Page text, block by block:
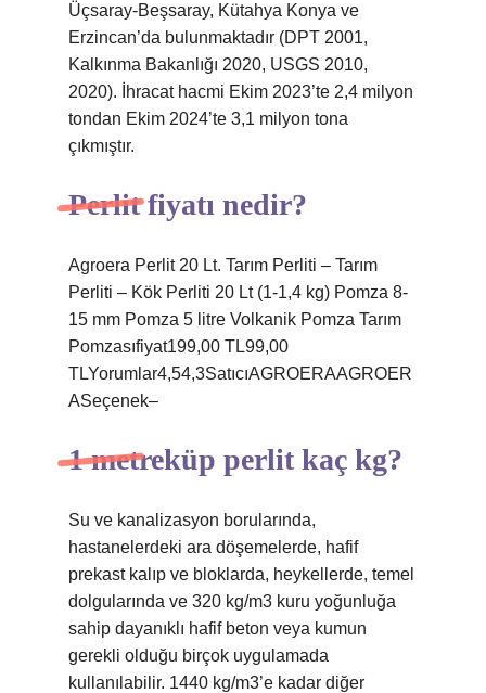
Üçsaray-Beşsaray, Kütahya Konya ve
Erzincan’da bulunmaktadır (DPT 2001,
Kalkınma Bakanlığı 2020, USGS 2010,
2020). İhracat hacmi Ekim 2023’te 2,4 milyon
tondan Ekim 2024’te 3,1 milyon tona
çıkmıştır.
Perlit fiyatı nedir?
Agroera Perlit 20 Lt. Tarım Perliti – Tarım
Perliti – Kök Perliti 20 Lt (1-1,4 kg) Pomza 8-
15 mm Pomza 5 litre Volkanik Pomza Tarım
Pomzasıfiyat199,00 TL99,00
TLYorumlar4,54,3SatıcıAGROERAAGROER
ASeçenek–
1 metreküp perlit kaç kg?
Su ve kanalizasyon borularında,
hastanelerdeki ara döşemelerde, hafif
prekast kalıp ve bloklarda, heykellerde, temel
dolgularında ve 320 kg/m3 kuru yoğunluğa
sahip dayanıklı hafif beton veya kumun
gerekli olduğu birçok uygulamada
kullanılabilir. 1440 kg/m3’e kadar diğer